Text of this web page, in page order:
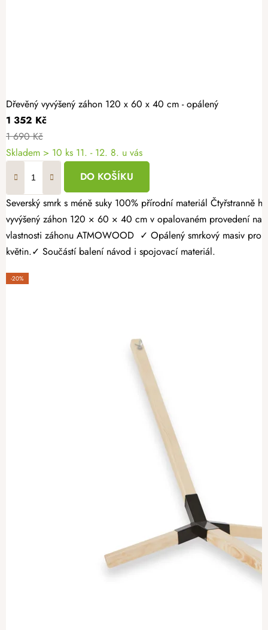
Dřevěný vyvýšený záhon 120 x 60 x 40 cm - opálený
1 352 Kč
1 690 Kč
Skladem > 10 ks 11. - 12. 8. u vás
DO KOŠÍKU
Severský smrk s méně suky 100% přírodní materiál Čtyřstranně hoblovaný masiv Vypěstujte si čerstvé bylinky, zeleninu nebo jahody v záhonu, který spojuje přírodní vzhled s dlouhou životností. Dřevěný
vyvýšený záhon 120 × 60 × 40 cm v opalovaném provedení
vlastnosti záhonu ATMOWOOD ✓ Opálený smrkový masiv
květin.✓ Součástí balení návod i spojovací materiál.
-20%